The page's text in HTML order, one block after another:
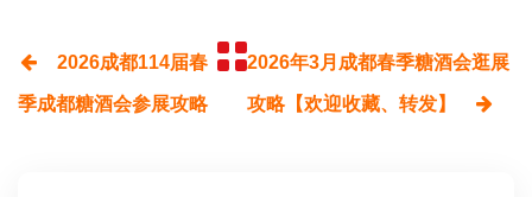
2026成都114届春
季成都糖酒会参展攻略
2026年3月成都春季糖酒会逛展
攻略【欢迎收藏、转发】